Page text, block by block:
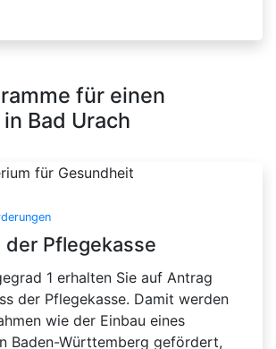
für einen
Bad Urach
der Pflegekasse
1 erhalten Sie auf Antrag
der Pflegekasse. Damit werden
wie der Einbau eines
Baden-Württemberg gefördert,